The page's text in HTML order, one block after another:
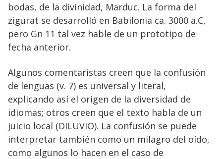
bodas, de la divinidad, Marduc. La forma del
zigurat se desarrolló en Babilonia ca. 3000 a.C,
pero Gn 11 tal vez hable de un prototipo de
fecha anterior.
Algunos comentaristas creen que la confusión
de lenguas (v. 7) es universal y literal,
explicando así el origen de la diversidad de
idiomas; otros creen que el texto habla de un
juicio local (DILUVIO). La confusión se puede
interpretar también como un milagro del oído,
como algunos lo hacen en el caso de